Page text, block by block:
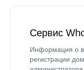
Сервис
Информация о
регистрации